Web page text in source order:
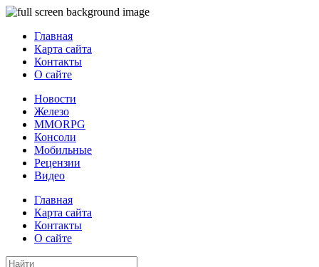
Главная
Карта сайта
Контакты
О сайте
Новости
Железо
MMORPG
Консоли
Мобильные
Рецензии
Видео
Главная
Карта сайта
Контакты
О сайте